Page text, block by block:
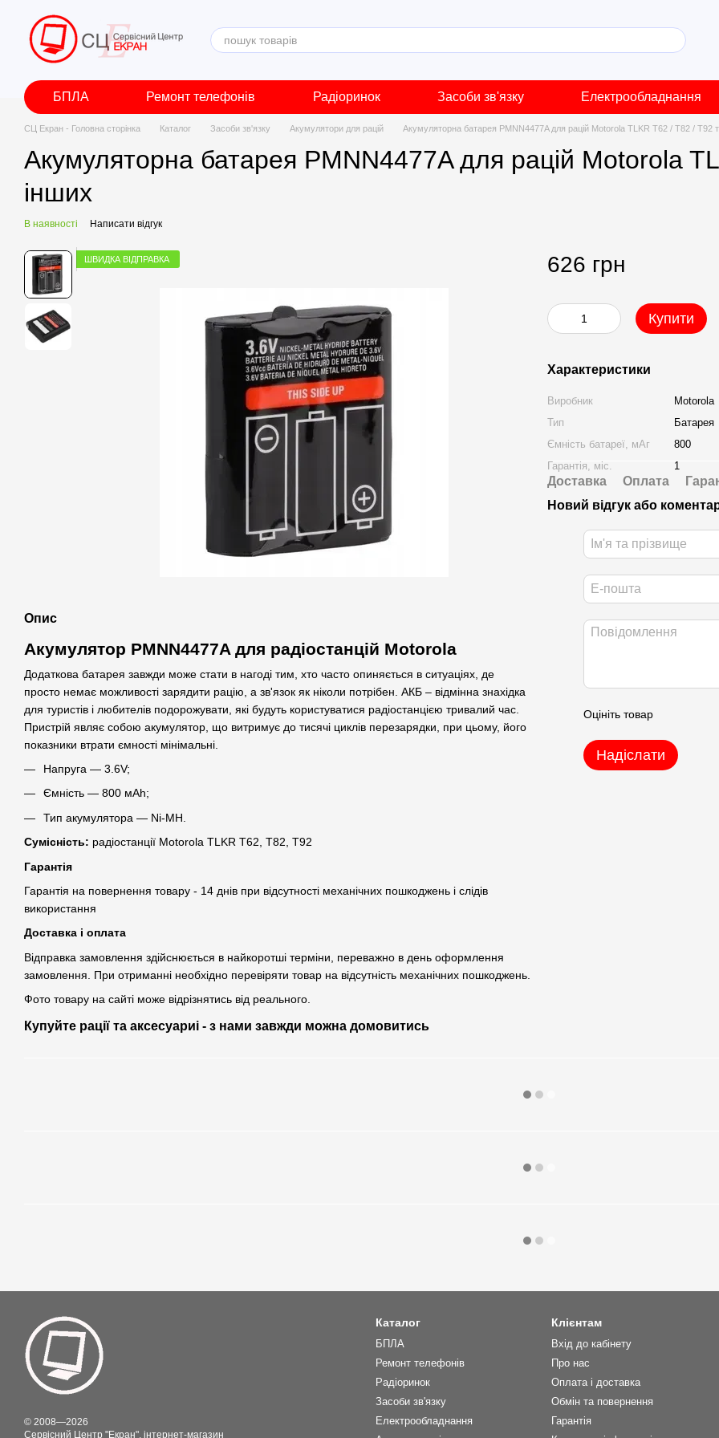
Перейти до основного контенту
БПЛА Ремонт телефонів Радіоринок Засоби зв'язку Електрообладнання
СЦ Екран - Головна сторінка Каталог Засоби зв'язку Акумулятори для рацій Акумуляторна батарея PMNN4477A для рацій Motorola TLKR T62 / T82 / T92
Акумуляторна батарея PMNN4477A для рацій Motorola
інших
В наявності Написати відгук
ШВИДКА ВІДПРАВКА
Опис
Акумулятор PMNN4477A для радіостанцій Motorola
Додаткова батарея завжди може стати в нагоді тим, хто часто опиняється в ситуаціях, де
просто немає можливості зарядити рацію, а зв'язок як ніколи потрібен. АКБ – відмінна знахідка
для туристів і любителів подорожувати, які будуть користуватися радіостанцією тривалий час.
Пристрій являє собою акумулятор, що витримує до тисячі циклів перезарядки, при цьому, його
показники втрати ємності мінімальні.
Напруга ― 3.6V;
Ємність ― 800 мАh;
Тип акумулятора ― Ni-MH.
Сумісність: радіостанції Motorola TLKR T62, T82, T92
Гарантія
Гарантія на повернення товару - 14 днів при відсутності механічних пошкоджень і слідів
використання
Доставка і оплата
Відправка замовлення здійснюється в найкоротші терміни, переважно в день оформлення
замовлення. При отриманні необхідно перевіряти товар на відсутність механічних пошкоджень.
Фото товару на сайті може відрізнятись від реального.
Купуйте рації та аксесуариі - з нами завжди можна домовитись
626 грн
Купити
Характеристики
Виробник
Motorola
Тип
Батарея
Ємність батареї, мАг
800
Гарантія, міс.
1
Доставка Оплата
Новий відгук або
Оцініть товар
Надіслати
© 2008—2026
Сервісний Центр "Екран", інтернет-магазин
Каталог
БПЛА
Ремонт телефонів
Радіоринок
Засоби зв'язку
Електрообладнання
Клієнтам
Вхід до кабінету
Про нас
Оплата і доставка
Обмін та повернення
Гарантія